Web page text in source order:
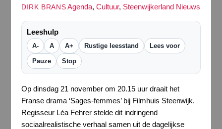
DIRK BRANS Agenda,Cultuur, Steenwijkerland Nieuws
Leeshulp
A- A A+ Rustige leesstand Lees voor
Pauze Stop
Op dinsdag 21 november om 20.15 uur draait het
Franse drama ‘Sages-femmes’ bij Filmhuis Steenwijk.
Regisseur Léa Fehrer stelde dit indringend
sociaalrealistische verhaal samen uit de dagelijkse